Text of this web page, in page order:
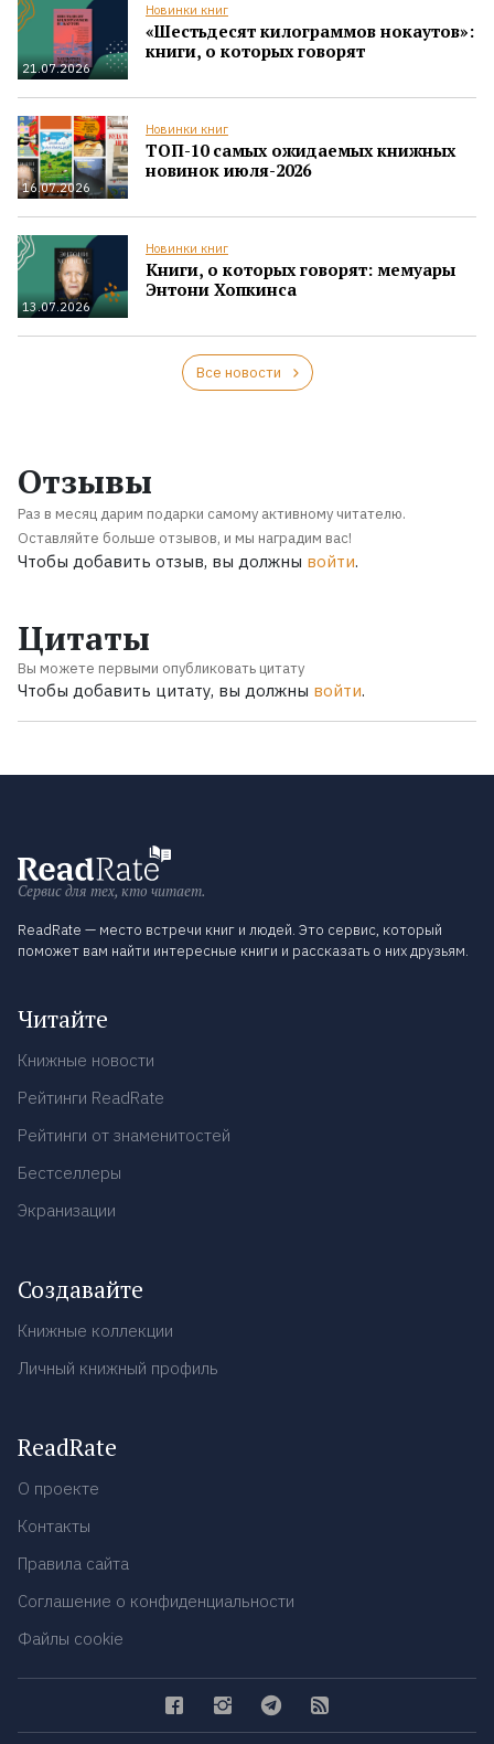
21.07.2026
Новинки книг
«Шестьдесят килограммов нокаутов»:
книги, о которых говорят
16.07.2026
Новинки книг
ТОП-10 самых ожидаемых книжных
новинок июля-2026
13.07.2026
Новинки книг
Книги, о которых говорят: мемуары
Энтони Хопкинса
Все новости
Отзывы
Раз в месяц дарим подарки самому активному читателю.
Оставляйте больше отзывов, и мы наградим вас!
Чтобы добавить отзыв, вы должны войти.
Цитаты
Вы можете первыми опубликовать цитату
Чтобы добавить цитату, вы должны войти.
Сервис для тех, кто читает.
ReadRate — место встречи книг и людей. Это сервис, который
поможет вам найти интересные книги и рассказать о них друзьям.
Читайте
Книжные новости
Рейтинги ReadRate
Рейтинги от знаменитостей
Бестселлеры
Экранизации
Создавайте
Книжные коллекции
Личный книжный профиль
ReadRate
О проекте
Контакты
Правила сайта
Соглашение о конфиденциальности
Файлы cookie